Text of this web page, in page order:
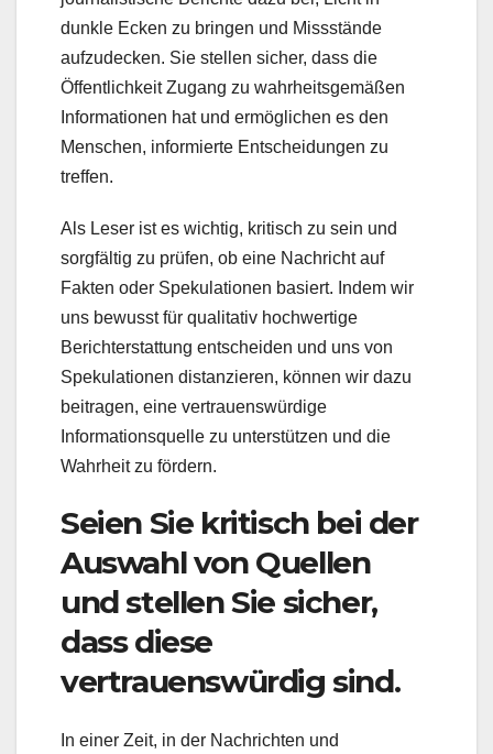
dunkle Ecken zu bringen und Missstände
aufzudecken. Sie stellen sicher, dass die
Öffentlichkeit Zugang zu wahrheitsgemäßen
Informationen hat und ermöglichen es den
Menschen, informierte Entscheidungen zu
treffen.
Als Leser ist es wichtig, kritisch zu sein und
sorgfältig zu prüfen, ob eine Nachricht auf
Fakten oder Spekulationen basiert. Indem wir
uns bewusst für qualitativ hochwertige
Berichterstattung entscheiden und uns von
Spekulationen distanzieren, können wir dazu
beitragen, eine vertrauenswürdige
Informationsquelle zu unterstützen und die
Wahrheit zu fördern.
Seien Sie kritisch bei der
Auswahl von Quellen
und stellen Sie sicher,
dass diese
vertrauenswürdig sind.
In einer Zeit, in der Nachrichten und